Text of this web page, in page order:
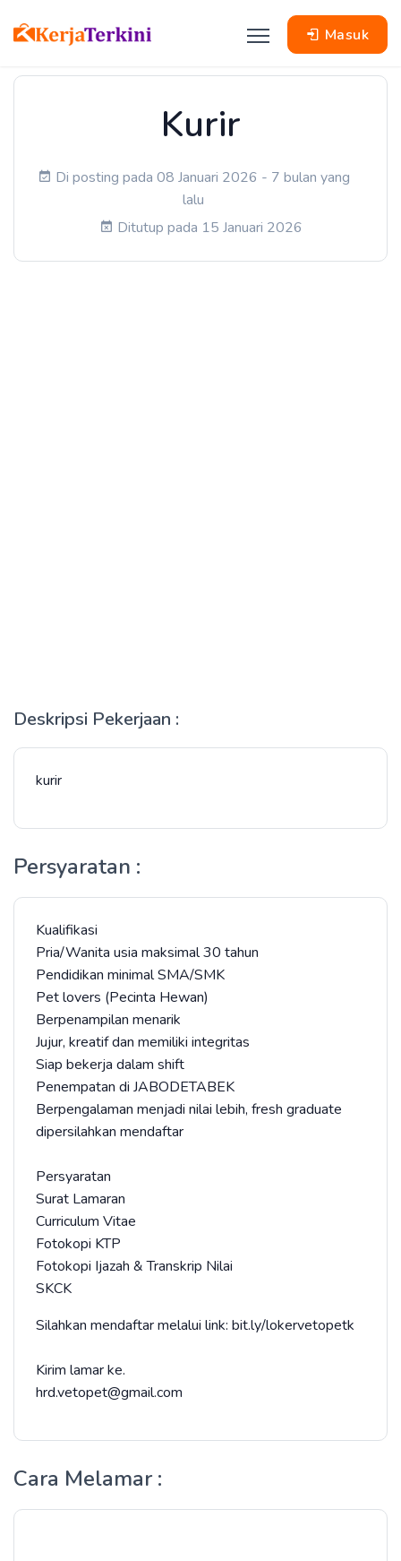
Masuk
Kurir
Di posting pada 08 Januari 2026 - 7 bulan yang
lalu
Ditutup pada 15 Januari 2026
Deskripsi Pekerjaan :
kurir
Persyaratan :
Kualifikasi
Pria/Wanita usia maksimal 30 tahun
Pendidikan minimal SMA/SMK
Pet lovers (Pecinta Hewan)
Berpenampilan menarik
Jujur, kreatif dan memiliki integritas
Siap bekerja dalam shift
Penempatan di JABODETABEK
Berpengalaman menjadi nilai lebih, fresh graduate
dipersilahkan mendaftar
Persyaratan
Surat Lamaran
Curriculum Vitae
Fotokopi KTP
Fotokopi Ijazah & Transkrip Nilai
SKCK
Silahkan mendaftar melalui link: bit.ly/lokervetopetk
Kirim lamar ke.
hrd.vetopet@gmail.com
Cara Melamar :